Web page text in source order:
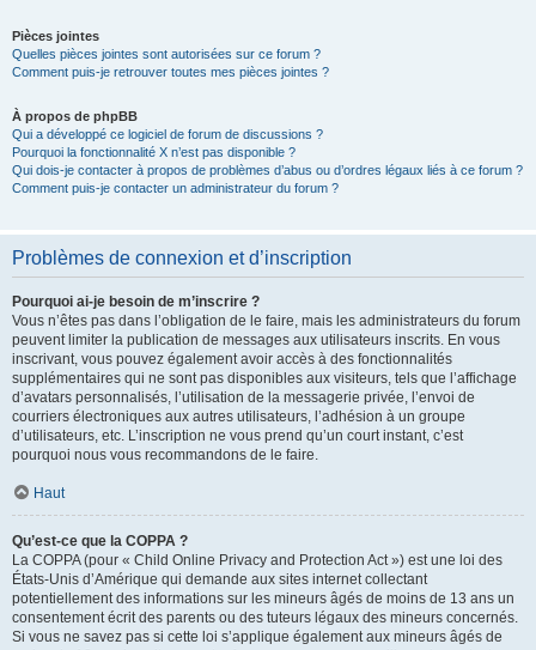
Pièces jointes
Quelles pièces jointes sont autorisées sur ce forum ?
Comment puis-je retrouver toutes mes pièces jointes ?
À propos de phpBB
Qui a développé ce logiciel de forum de discussions ?
Pourquoi la fonctionnalité X n’est pas disponible ?
Qui dois-je contacter à propos de problèmes d’abus ou d’ordres légaux liés à ce forum ?
Comment puis-je contacter un administrateur du forum ?
Problèmes de connexion et d’inscription
Pourquoi ai-je besoin de m’inscrire ?
Vous n’êtes pas dans l’obligation de le faire, mais les administrateurs du forum
peuvent limiter la publication de messages aux utilisateurs inscrits. En vous
inscrivant, vous pouvez également avoir accès à des fonctionnalités
supplémentaires qui ne sont pas disponibles aux visiteurs, tels que l’affichage
d’avatars personnalisés, l’utilisation de la messagerie privée, l’envoi de
courriers électroniques aux autres utilisateurs, l’adhésion à un groupe
d’utilisateurs, etc. L’inscription ne vous prend qu’un court instant, c’est
pourquoi nous vous recommandons de le faire.
Haut
Qu’est-ce que la COPPA ?
La COPPA (pour « Child Online Privacy and Protection Act ») est une loi des
États-Unis d’Amérique qui demande aux sites internet collectant
potentiellement des informations sur les mineurs âgés de moins de 13 ans un
consentement écrit des parents ou des tuteurs légaux des mineurs concernés.
Si vous ne savez pas si cette loi s’applique également aux mineurs âgés de